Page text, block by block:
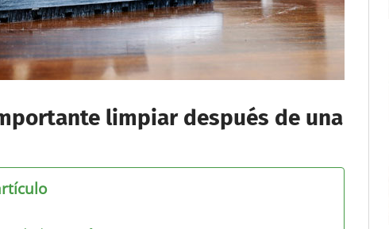
limpiar después de una